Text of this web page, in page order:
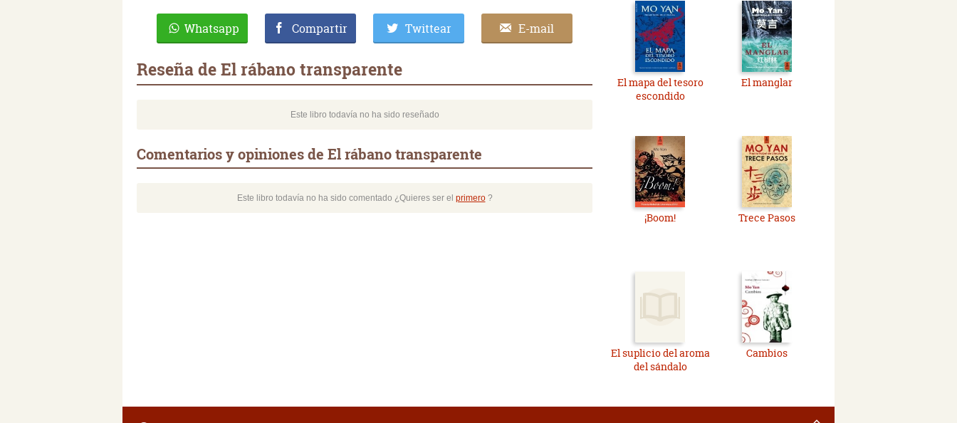
Whatsapp Compartir Twittear E-mail
Reseña de El rábano transparente
Este libro todavía no ha sido reseñado
Comentarios y opiniones de El rábano transparente
Este libro todavía no ha sido comentado ¿Quieres ser el primero?
El mapa del tesoro
escondido
El manglar
¡Boom! Trece Pasos
El suplicio del aroma
del sándalo
Cambios